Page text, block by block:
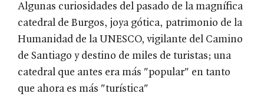
Algunas curiosidades del pasado de la magnífica
catedral de Burgos, joya gótica, patrimonio de la
Humanidad de la UNESCO, vigilante del Camino
de Santiago y destino de miles de turistas; una
catedral que antes era más "popular" en tanto
que ahora es más "turística"